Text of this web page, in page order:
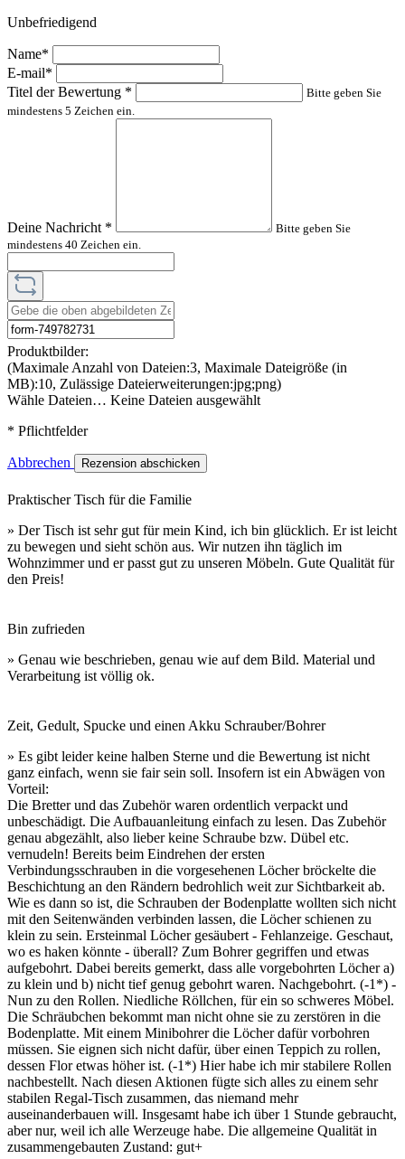
Unbefriedigend
Name*
E-mail*
Titel der Bewertung *
Bitte geben Sie
mindestens 5 Zeichen ein.
Deine Nachricht *
Bitte geben Sie
mindestens 40 Zeichen ein.
Produktbilder:
(Maximale Anzahl von Dateien:3, Maximale Dateigröße (in
MB):10, Zulässige Dateierweiterungen:jpg;png)
Wähle Dateien… Keine Dateien ausgewählt
* Pflichtfelder
Abbrechen Rezension abschicken
Praktischer Tisch für die Familie
» Der Tisch ist sehr gut für mein Kind, ich bin glücklich. Er ist leicht
zu bewegen und sieht schön aus. Wir nutzen ihn täglich im
Wohnzimmer und er passt gut zu unseren Möbeln. Gute Qualität für
den Preis!
Bin zufrieden
» Genau wie beschrieben, genau wie auf dem Bild. Material und
Verarbeitung ist völlig ok.
Zeit, Gedult, Spucke und einen Akku Schrauber/Bohrer
» Es gibt leider keine halben Sterne und die Bewertung ist nicht
ganz einfach, wenn sie fair sein soll. Insofern ist ein Abwägen von
Vorteil:
Die Bretter und das Zubehör waren ordentlich verpackt und
unbeschädigt. Die Aufbauanleitung einfach zu lesen. Das Zubehör
genau abgezählt, also lieber keine Schraube bzw. Dübel etc.
vernudeln! Bereits beim Eindrehen der ersten
Verbindungsschrauben in die vorgesehenen Löcher bröckelte die
Beschichtung an den Rändern bedrohlich weit zur Sichtbarkeit ab.
Wie es dann so ist, die Schrauben der Bodenplatte wollten sich nicht
mit den Seitenwänden verbinden lassen, die Löcher schienen zu
klein zu sein. Ersteinmal Löcher gesäubert - Fehlanzeige. Geschaut,
wo es haken könnte - überall? Zum Bohrer gegriffen und etwas
aufgebohrt. Dabei bereits gemerkt, dass alle vorgebohrten Löcher a)
zu klein und b) nicht tief genug gebohrt waren. Nachgebohrt. (-1*) -
Nun zu den Rollen. Niedliche Röllchen, für ein so schweres Möbel.
Die Schräubchen bekommt man nicht ohne sie zu zerstören in die
Bodenplatte. Mit einem Minibohrer die Löcher dafür vorbohren
müssen. Sie eignen sich nicht dafür, über einen Teppich zu rollen,
dessen Flor etwas höher ist. (-1*) Hier habe ich mir stabilere Rollen
nachbestellt. Nach diesen Aktionen fügte sich alles zu einem sehr
stabilen Regal-Tisch zusammen, das niemand mehr
auseinanderbauen will. Insgesamt habe ich über 1 Stunde gebraucht,
aber nur, weil ich alle Werzeuge habe. Die allgemeine Qualität in
zusammengebauten Zustand: gut+